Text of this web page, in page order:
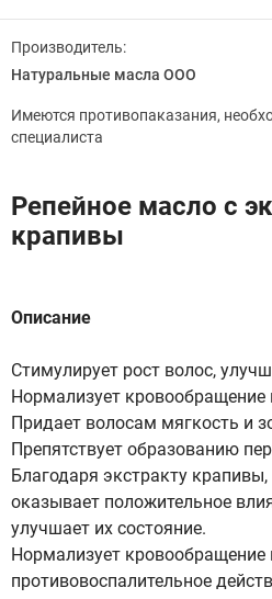
Производитель:
Натуральные масла ООО
Имеются противопаказания,
специалиста
Репейное масло с
крапивы
Описание
Стимулирует рост волос,
Нормализует кровообращение
Придает волосам мягкость и
Препятствует образованию
Благодаря экстракту
оказывает положительное
улучшает их состояние.
Нормализует
противовоспалительное